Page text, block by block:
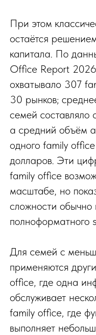
При этом
остаётся
капитала. По
Office Report
охватывало 307
30 рынков;
семей составляло
а средний объём
одного family
долларов. Эти
family office
масштабе, но
сложности обычно
полноформатного
Для семей с
применяются
office, где одна
обслуживает
family office, где
выполняет